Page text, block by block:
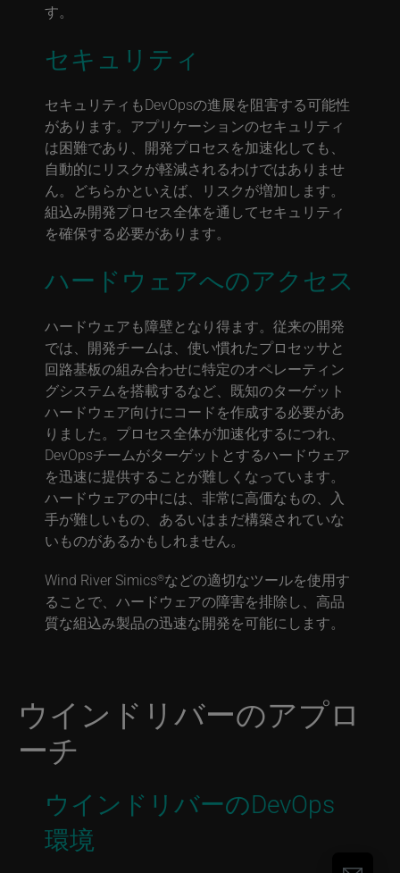
す。
セキュリティ
セキュリティもDevOpsの進展を阻害する可能性
があります。アプリケーションのセキュリティ
は困難であり、開発プロセスを加速化しても、
自動的にリスクが軽減されるわけではありませ
ん。どちらかといえば、リスクが増加します。
組込み開発プロセス全体を通してセキュリティ
を確保する必要があります。
ハードウェアへのアクセス
ハードウェアも障壁となり得ます。従来の開発
では、開発チームは、使い慣れたプロセッサと
回路基板の組み合わせに特定のオペレーティン
グシステムを搭載するなど、既知のターゲット
ハードウェア向けにコードを作成する必要があ
りました。プロセス全体が加速化するにつれ、
DevOpsチームがターゲットとするハードウェア
を迅速に提供することが難しくなっています。
ハードウェアの中には、非常に高価なもの、入
手が難しいもの、あるいはまだ構築されていな
いものがあるかもしれません。
Wind River Simics®などの適切なツールを使用す
ることで、ハードウェアの障害を排除し、高品
質な組込み製品の迅速な開発を可能にします。
ウインドリバーのアプロ
ーチ
ウインドリバーのDevOps
環境